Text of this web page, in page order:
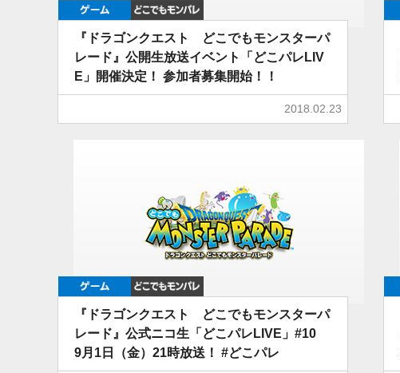
ゲーム
『ドラゴンクエスト どこでもモンスターパ
レード』公開生放送イベント「どこパレLIV
E」開催決定！ 参加者募集開始！！
2018.02.23
ゲーム
『ドラゴンクエスト どこでもモンスターパ
レード』公式ニコ生「どこパレLIVE」#10
9月1日（金）21時放送！ #どこパレ